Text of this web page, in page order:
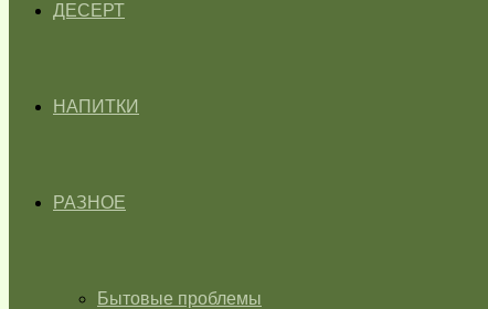
ДЕСЕРТ
НАПИТКИ
РАЗНОЕ
Бытовые проблемы